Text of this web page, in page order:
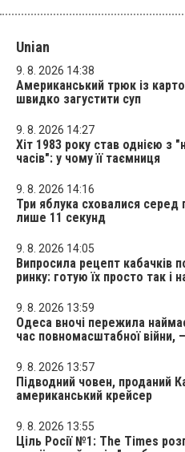
Unian
9. 8. 2026 14:38
Американський трюк із
швидко загустити суп
9. 8. 2026 14:27
Хіт 1983 року став однією з
часів": у чому її таємниця
9. 8. 2026 14:16
Три яблука сховалися серед
лише 11 секунд
9. 8. 2026 14:05
Випросила рецепт кабачків
ринку: готую їх просто так і
9. 8. 2026 13:59
Одеса вночі пережила
час повномасштабної війни,
9. 8. 2026 13:57
Підводний човен, проданий
американський крейсер
9. 8. 2026 13:55
Ціль Росії №1: The Times